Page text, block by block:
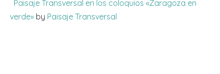
Paisaje Transversal en los coloquios «Zaragoza en
verde» by Paisaje Transversal